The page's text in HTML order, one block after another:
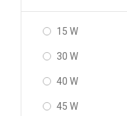
15 W
30 W
40 W
45 W